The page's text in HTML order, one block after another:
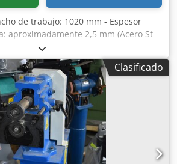
de trabajo: 1020 mm - Espesor
aproximadamente 2,5 mm (Acero St
máximo: 135° Codjcca Rgepfx
superior segmentada - Pedal
- Manual de instrucciones
Clasificado